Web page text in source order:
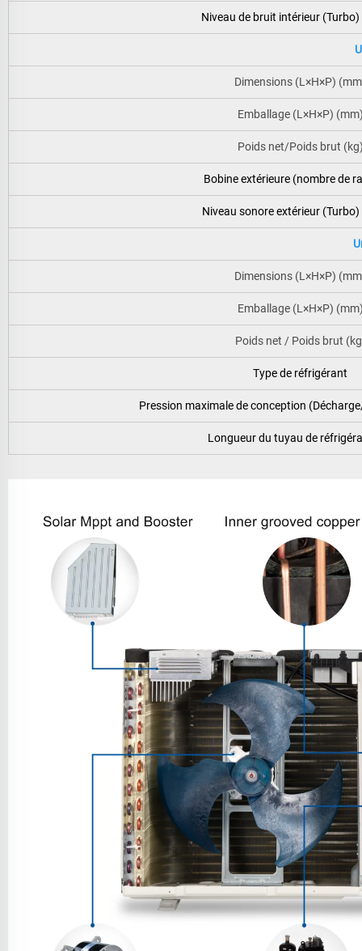
Niveau de bruit intérieur
Dimensions (L×H×P)
Emballage (L×H×P)
Poids net/Poids brut
Bobine extérieure (nombre de
Niveau sonore extérieur
Dimensions (L×H×P)
Emballage (L×H×P)
Poids net / Poids brut
Type de réfrigérant
Pression maximale de conception
Longueur du tuyau de